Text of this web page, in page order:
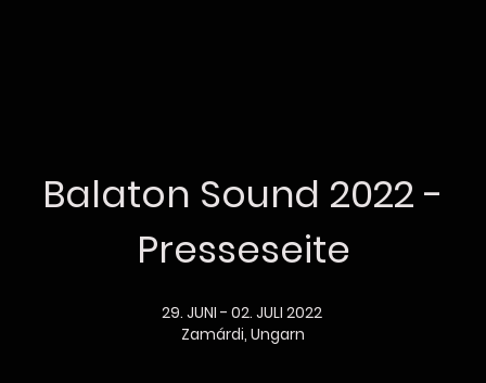
Balaton Sound 2022 -
Presseseite
29. JUNI - 02. JULI 2022
Zamárdi, Ungarn